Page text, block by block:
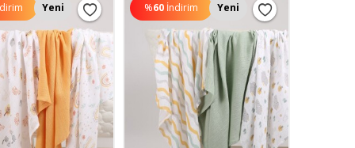
Yeni %60 İndirim Yeni